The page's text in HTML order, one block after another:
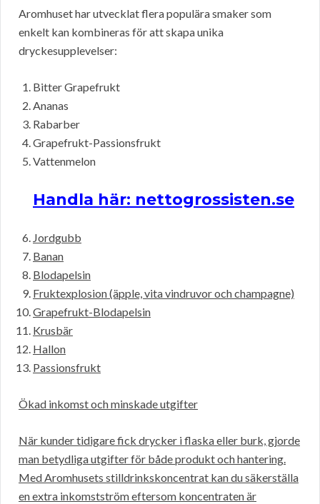
Aromhuset har utvecklat flera populära smaker som
enkelt kan kombineras för att skapa unika
dryckesupplevelser:
Bitter Grapefrukt
Ananas
Rabarber
Grapefrukt-Passionsfrukt
Vattenmelon
Handla här: nettogrossisten.se
Jordgubb
Banan
Blodapelsin
Fruktexplosion (äpple, vita vindruvor och champagne)
Grapefrukt-Blodapelsin
Krusbär
Hallon
Passionsfrukt
Ökad inkomst och minskade utgifter
När kunder tidigare fick drycker i flaska eller burk, gjorde
man betydliga utgifter för både produkt och hantering.
Med Aromhusets stilldrinkskoncentrat kan du säkerställa
en extra inkomstström eftersom koncentraten är